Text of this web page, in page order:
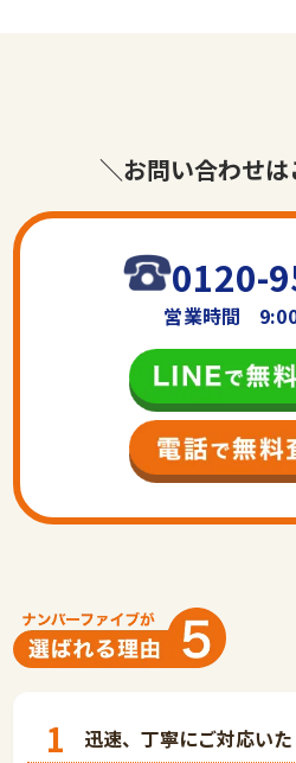
＼お問い合わせ
0120-
営業時間
1 迅速、丁寧にご対応いた